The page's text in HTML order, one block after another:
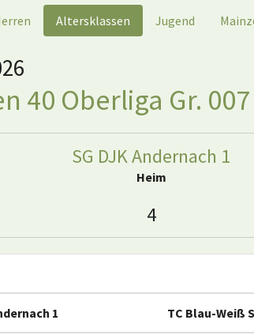
Altersklassen Jugend
40 Oberliga Gr. 007
SG DJK Andernach 1
Heim
4
1 TC Blau-Weiß